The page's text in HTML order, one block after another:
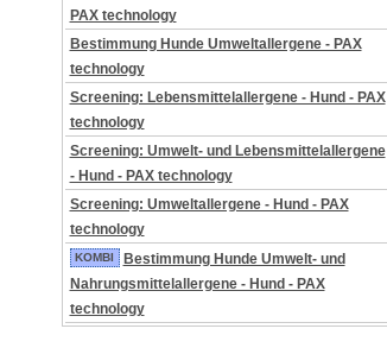
PAX technology
Bestimmung Hunde Umweltallergene - PAX
technology
Screening: Lebensmittelallergene - Hund - PAX
technology
Screening: Umwelt- und Lebensmittelallergene
- Hund - PAX technology
Screening: Umweltallergene - Hund - PAX
technology
KOMBI
Bestimmung Hunde Umwelt- und
Nahrungsmittelallergene - Hund - PAX
technology